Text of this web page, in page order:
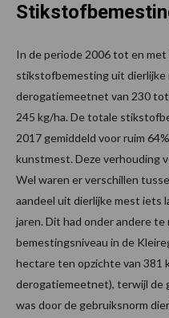
In de periode 2006 tot en
stikstofbemesting uit dierlijke
derogatiemeetnet van 230
245 kg/ha. De totale
2017 gemiddeld voor ruim
kunstmest. Deze verhouding
Wel waren er verschillen
aandeel uit dierlijke mest iets
jaren. Dit had onder andere
bemestingsniveau in de
hectare ten opzichte van 381
derogatiemeetnet), terwijl de
was door de gebruiksnorm